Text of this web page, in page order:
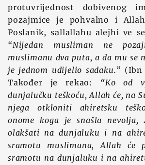
protuvrijednost dobivenog
pozajmice je pohvalno i
Poslanik, sallallahu alejhi ve
“Nijedan musliman ne
muslimanu dva puta, a da mu se
je jednom udijelio sadaku.” (Ibn
Također je rekao: “Ko od
dunjalučku teškoću, Allah će, na
njega otkloniti ahiretsku
onome koga je snašla nevolja,
olakšati na dunjaluku i na
sramotu muslimana, Allah će
sramotu na dunjaluku i na